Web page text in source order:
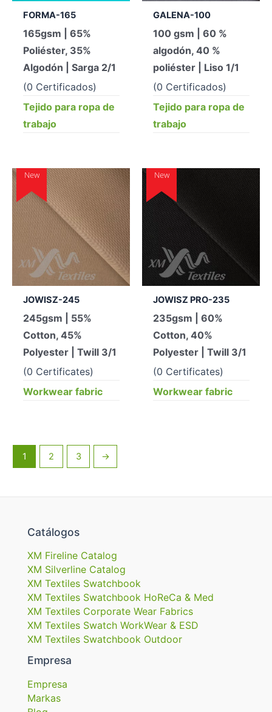
FORMA-165
165gsm | 65%
Poliéster, 35%
Algodón | Sarga 2/1
(0 Certificados)
Tejido para ropa de
trabajo
GALENA-100
100 gsm | 60 %
algodón, 40 %
poliéster | Liso 1/1
(0 Certificados)
Tejido para ropa de
trabajo
New
JOWISZ-245
245gsm | 55%
Cotton, 45%
Polyester | Twill 3/1
(0 Certificates)
Workwear fabric
New
JOWISZ PRO-235
235gsm | 60%
Cotton, 40%
Polyester | Twill 3/1
(0 Certificates)
Workwear fabric
1 2 3 →
Catálogos
XM Fireline Catalog
XM Silverline Catalog
XM Textiles Swatchbook
XM Textiles Swatchbook HoReCa & Med
XM Textiles Corporate Wear Fabrics
XM Textiles Swatch WorkWear & ESD
XM Textiles Swatchbook Outdoor
Empresa
Empresa
Markas